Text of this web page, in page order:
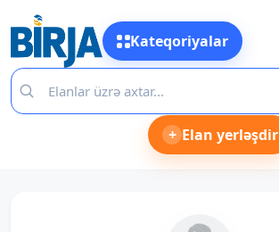
Kateqoriyalar
+ Elan yerləşdir